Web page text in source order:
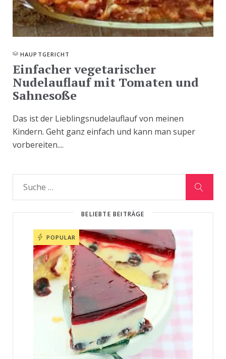
HAUPTGERICHT
Einfacher vegetarischer
Nudelauflauf mit Tomaten und
Sahnesoße
Das ist der Lieblingsnudelauflauf von meinen
Kindern. Geht ganz einfach und kann man super
vorbereiten....
BELIEBTE BEITRÄGE
POPULAR